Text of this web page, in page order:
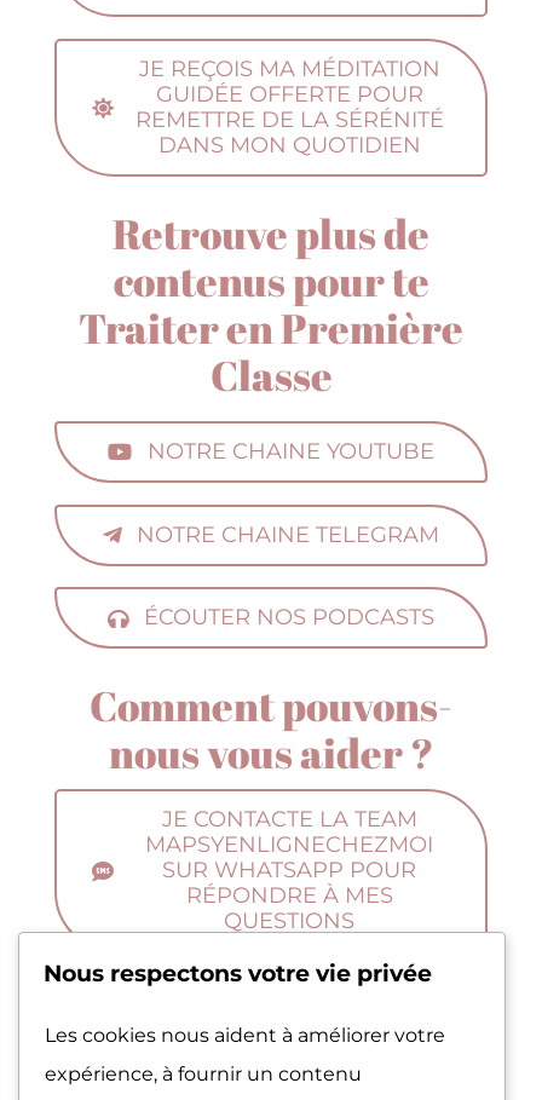
JE REÇOIS MA MÉDITATION
GUIDÉE OFFERTE POUR
REMETTRE DE LA SÉRÉNITÉ
DANS MON QUOTIDIEN
Retrouve plus de
contenus pour te
Traiter en Première
Classe
NOTRE CHAINE YOUTUBE
NOTRE CHAINE TELEGRAM
ÉCOUTER NOS PODCASTS
Comment pouvons-
nous vous aider ?
JE CONTACTE LA TEAM
MAPSYENLIGNECHEZMOI
SUR WHATSAPP POUR
RÉPONDRE À MES
QUESTIONS
PROGRAMME
FAIRE DU BIEN ET ÊTRE
Nous respectons votre vie privée
Les cookies nous aident à améliorer votre
expérience, à fournir un contenu